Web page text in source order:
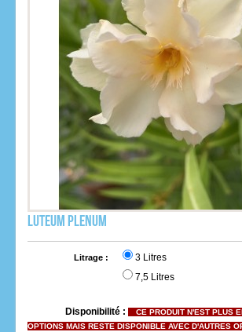
Luteum Plenum
Litrage :
3 Litres
7,5 Litres
Disponibilité :
CE PRODUIT N'EST PLUS
OPTIONS MAIS RESTE DISPONIBLE AVEC D'AUTRES